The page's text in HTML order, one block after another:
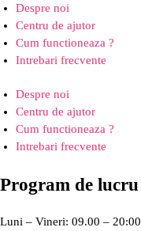
Despre noi
Centru de ajutor
Cum functioneaza ?
Intrebari frecvente
Despre noi
Centru de ajutor
Cum functioneaza ?
Intrebari frecvente
Program de lucru
Luni – Vineri: 09.00 – 20:00